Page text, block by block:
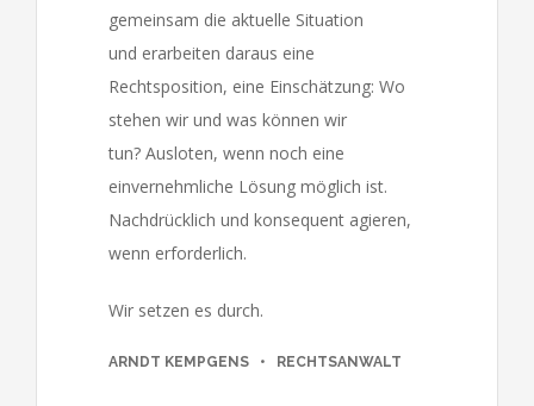
gemeinsam die aktuelle Situation
und erarbeiten daraus eine
Rechtsposition, eine Einschätzung: Wo
stehen wir und was können wir
tun? Ausloten, wenn noch eine
einvernehmliche Lösung möglich ist.
Nachdrücklich und konsequent agieren,
wenn erforderlich.
Wir setzen es durch.
ARNDT KEMPGENS • RECHTSANWALT